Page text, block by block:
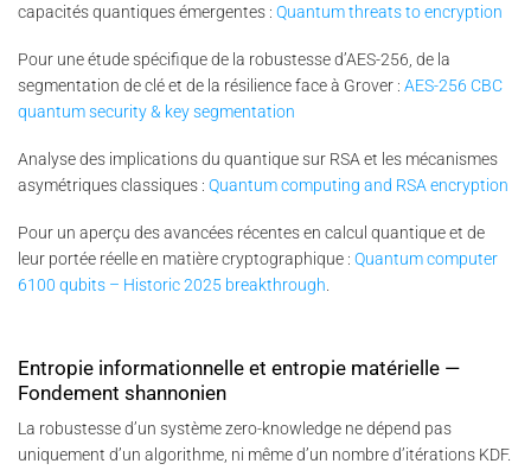
capacités quantiques émergentes : Quantum threats to encryption
Pour une étude spécifique de la robustesse d’AES-256, de la
segmentation de clé et de la résilience face à Grover : AES-256 CBC
quantum security & key segmentation
Analyse des implications du quantique sur RSA et les mécanismes
asymétriques classiques : Quantum computing and RSA encryption
Pour un aperçu des avancées récentes en calcul quantique et de
leur portée réelle en matière cryptographique : Quantum computer
6100 qubits – Historic 2025 breakthrough.
Entropie informationnelle et entropie matérielle —
Fondement shannonien
La robustesse d’un système zero-knowledge ne dépend pas
uniquement d’un algorithme, ni même d’un nombre d’itérations KDF.